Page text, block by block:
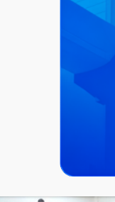
cao: mức độ đánh
này, không có cách
trước, đề thi thử,